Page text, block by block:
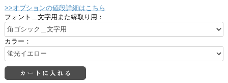
>>オプションの値段詳細はこちら
フォント＿文字用また縁取り用：
カラー：